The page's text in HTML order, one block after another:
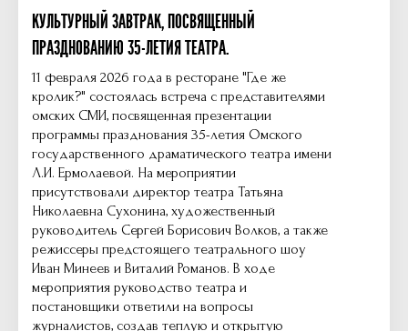
КУЛЬТУРНЫЙ ЗАВТРАК, ПОСВЯЩЕННЫЙ
ПРАЗДНОВАНИЮ 35-ЛЕТИЯ ТЕАТРА.
11 февраля 2026 года в ресторане "Где же
кролик?" состоялась встреча с представителями
омских СМИ, посвященная презентации
программы празднования 35-летия Омского
государственного драматического театра имени
Л.И. Ермолаевой. На мероприятии
присутствовали директор театра Татьяна
Николаевна Сухонина, художественный
руководитель Сергей Борисович Волков, а также
режиссеры предстоящего театрального шоу
Иван Минеев и Виталий Романов. В ходе
мероприятия руководство театра и
постановщики ответили на вопросы
журналистов, создав теплую и открытую